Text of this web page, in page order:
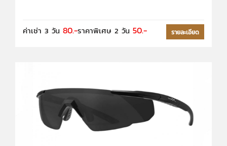
ค่าเช่า 3 วัน 80.-ราคาพิเศษ 2 วัน 50.- รายละเอียด